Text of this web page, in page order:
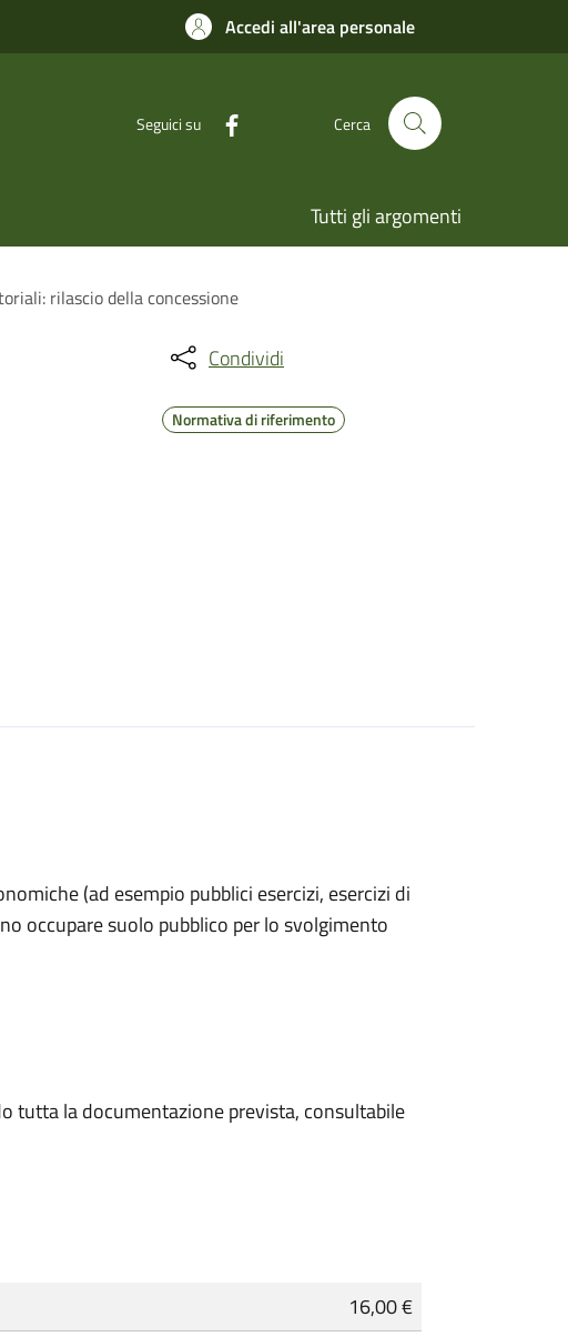
Accedi all'area personale
Seguici su Cerca
Tutti gli argomenti
rilascio della concessione
Condividi
Normativa di riferimento
(ad esempio pubblici esercizi, esercizi di
occupare suolo pubblico per lo svolgimento
tutta la documentazione prevista, consultabile
16,00 €